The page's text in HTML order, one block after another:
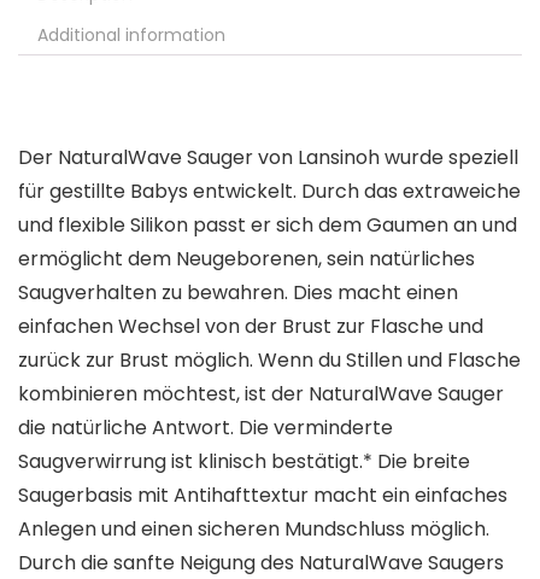
Additional information
Der NaturalWave Sauger von Lansinoh wurde speziell
für gestillte Babys entwickelt. Durch das extraweiche
und flexible Silikon passt er sich dem Gaumen an und
ermöglicht dem Neugeborenen, sein natürliches
Saugverhalten zu bewahren. Dies macht einen
einfachen Wechsel von der Brust zur Flasche und
zurück zur Brust möglich. Wenn du Stillen und Flasche
kombinieren möchtest, ist der NaturalWave Sauger
die natürliche Antwort. Die verminderte
Saugverwirrung ist klinisch bestätigt.* Die breite
Saugerbasis mit Antihafttextur macht ein einfaches
Anlegen und einen sicheren Mundschluss möglich.
Durch die sanfte Neigung des NaturalWave Saugers